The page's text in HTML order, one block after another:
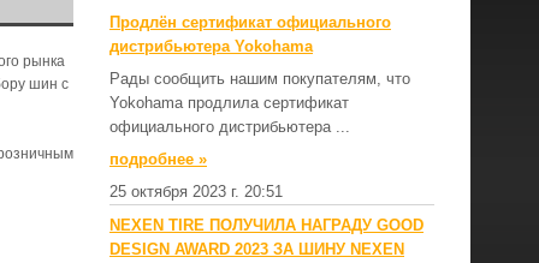
рынка
шин с
Продлён сертификат официального
дистрибьютера Yokohama
Рады сообщить нашим покупателям, что
Yokohama продлила сертификат
официального дистрибьютера ...
подробнеe »
25 октября 2023 г. 20:51
NEXEN TIRE ПОЛУЧИЛА НАГРАДУ GOOD
DESIGN AWARD 2023 ЗА ШИНУ NEXEN